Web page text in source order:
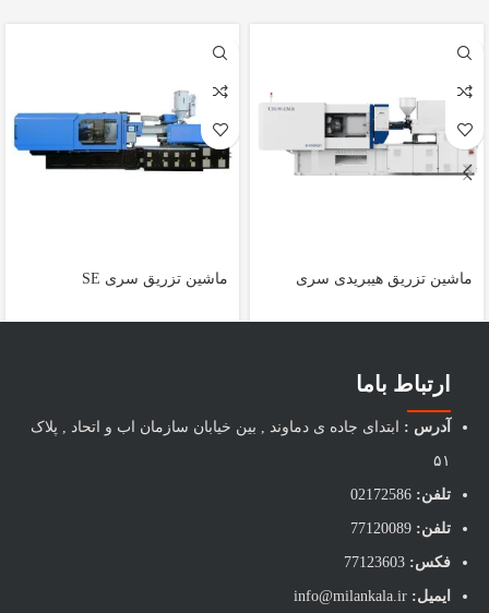
ماشین تزریق هیبریدی سری
ماشین تزریق سری SE
ارتباط باما
آدرس : ابتدای جاده ی دماوند , بین خیابان سازمان اب و اتحاد , پلاک
۵۱
تلفن: 02172586
تلفن:
فکس:
ایمیل: